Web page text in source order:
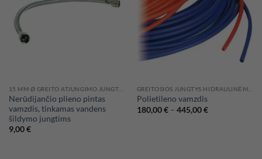
Nerūdijančio plieno pintas
vamzdis, tinkamas vandens
šildymo jungtims
9,00€
Polietileno vamzdis
180,00€ – 445,00€Price